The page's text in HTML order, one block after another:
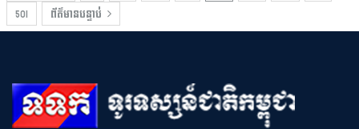
501
ព័ត៌មានបន្ទាប់